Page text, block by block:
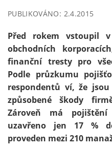
PUBLIKOVÁNO: 2.4.2015
Před rokem vstoupil
obchodních
finanční tresty pro
Podle průzkumu
respondentů ví, že
způsobené škody
Zároveň má pojištění
uzavřeno jen 17 %
proveden mezi 210